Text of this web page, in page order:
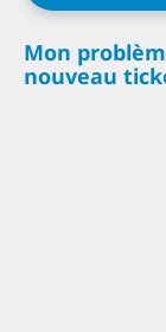
Mon
nouveau